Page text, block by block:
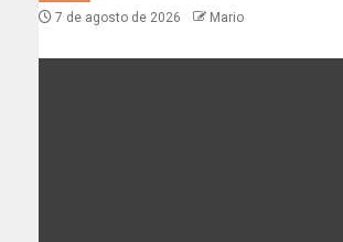
7 de agosto de 2026 Mario